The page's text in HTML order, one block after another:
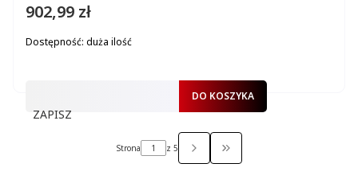
Cena
902,99 zł
Dostępność: duża ilość
ZAPISZ
DO KOSZYKA
Strona z 5 PRZEJDŹ DO OSTATNIEJ